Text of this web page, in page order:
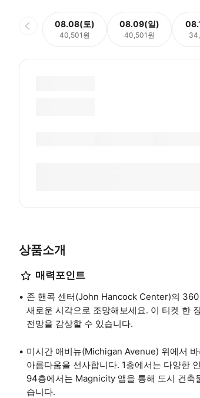
08.08(토)
40,501원
08.09(일)
40,501원
상품소개
매력포인트
존 핸콕 센터(John Hancock Center)의
새로운 시각으로 조망해보세요. 이 티켓 한
전망을 감상할 수 있습니다.
미시간 애비뉴(Michigan Avenue) 위에서
아름다움을 선사합니다. 1층에서는 다양한
94층에서는 Magnicity 앱을 통해 도시 건축
습니다.